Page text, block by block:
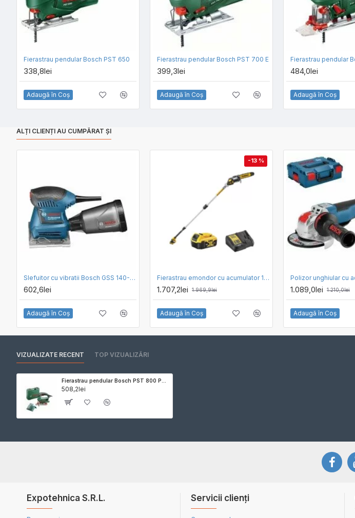
Fierastrau pendular Bosch PST 650
338,8lei
Adaugă în Coş
Fierastrau pendular Bosch PST 700 E
399,3lei
Adaugă în Coş
484,0lei
Adaugă în Coş
ALȚI CLIENȚI AU CUMPĂRAT ȘI
Slefuitor cu vibratii Bosch GSS 140-1 A
602,6lei
Adaugă în Coş
-13 %
Fierastrau emondor cu acumulator 18V DeWalt DCMPS567P1-QW, motor fara perii, lama 20 cm, inaltime max. de taiere 4.5 m, livrat cu 1 x acumulator de 5.0 Ah si incarcator
1.707,2lei 1.969,9lei
Adaugă în Coş
1.089,0lei 1.210,0lei
Adaugă în Coş
VIZUALIZATE RECENT TOP VIZUALIZĂRI
508,2lei
Expotehnica S.R.L. Servicii clienți